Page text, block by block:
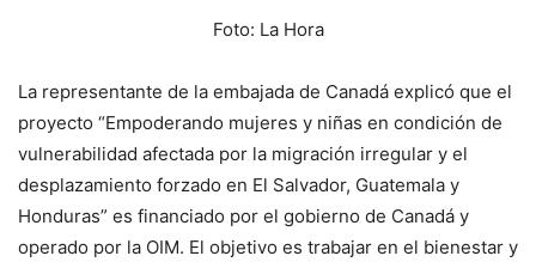
Foto: La Hora
La representante de la embajada de Canadá explicó que el
proyecto “Empoderando mujeres y niñas en condición de
vulnerabilidad afectada por la migración irregular y el
desplazamiento forzado en El Salvador, Guatemala y
Honduras” es financiado por el gobierno de Canadá y
operado por la OIM. El objetivo es trabajar en el bienestar y